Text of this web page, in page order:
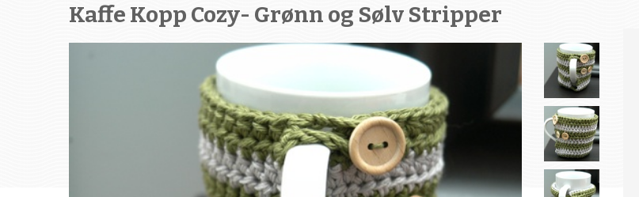
Kaffe Kopp Cozy- Grønn og Sølv Stripper